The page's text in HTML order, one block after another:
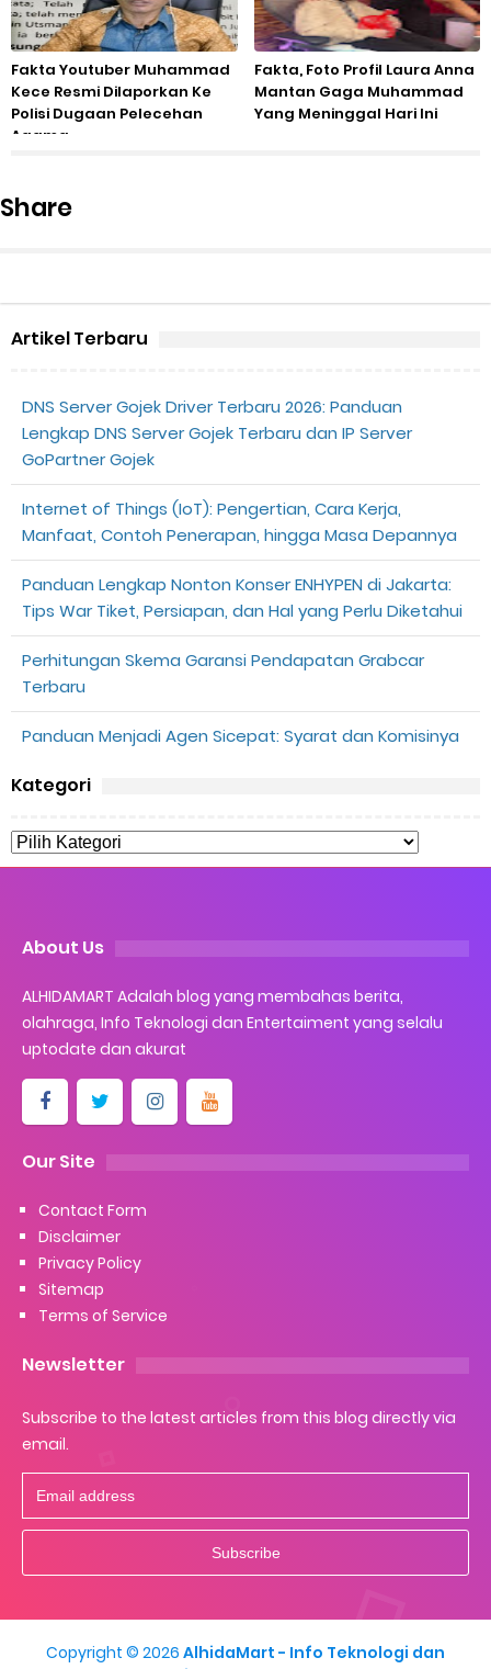
Fakta Youtuber Muhammad
Kece Resmi Dilaporkan Ke
Polisi Dugaan Pelecehan
Agama
Fakta, Foto Profil Laura Anna
Mantan Gaga Muhammad
Yang Meninggal Hari Ini
Share
Artikel Terbaru
DNS Server Gojek Driver Terbaru 2026: Panduan
Lengkap DNS Server Gojek Terbaru dan IP Server
GoPartner Gojek
Internet of Things (IoT): Pengertian, Cara Kerja,
Manfaat, Contoh Penerapan, hingga Masa Depannya
Panduan Lengkap Nonton Konser ENHYPEN di Jakarta:
Tips War Tiket, Persiapan, dan Hal yang Perlu Diketahui
Perhitungan Skema Garansi Pendapatan Grabcar
Terbaru
Panduan Menjadi Agen Sicepat: Syarat dan Komisinya
Kategori
About Us
ALHIDAMART Adalah blog yang membahas berita,
olahraga, Info Teknologi dan Entertaiment yang selalu
uptodate dan akurat
Our Site
Contact Form
Disclaimer
Privacy Policy
Sitemap
Terms of Service
Newsletter
Subscribe to the latest articles from this blog directly via
email.
Copyright © 2026 AlhidaMart - Info Teknologi dan